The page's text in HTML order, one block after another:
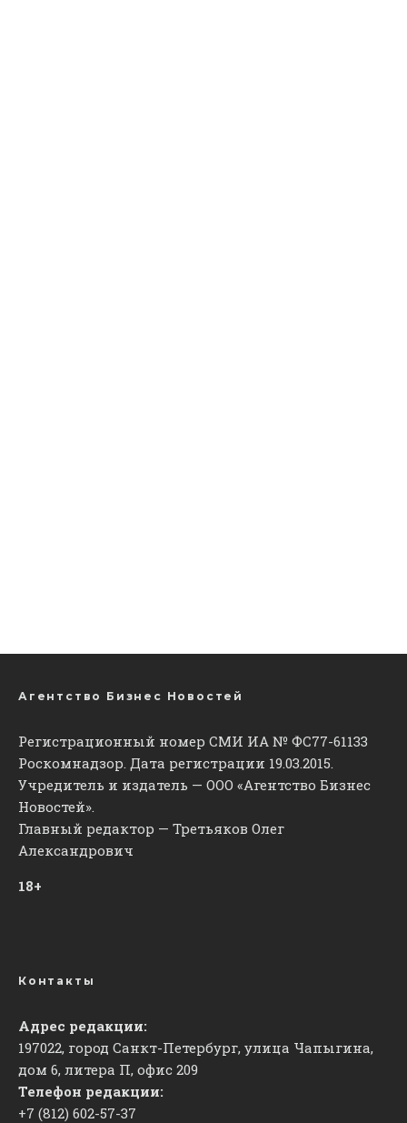
Агентство Бизнес Новостей
Регистрационный номер СМИ ИА № ФС77-61133
Роскомнадзор. Дата регистрации 19.03.2015.
Учредитель и издатель — ООО «Агентство Бизнес
Новостей».
Главный редактор — Третьяков Олег
Александрович
18+
Контакты
Адрес редакции:
197022, город Санкт-Петербург, улица Чапыгина,
дом 6, литера П, офис 209
Телефон редакции:
+7 (812) 602-57-37